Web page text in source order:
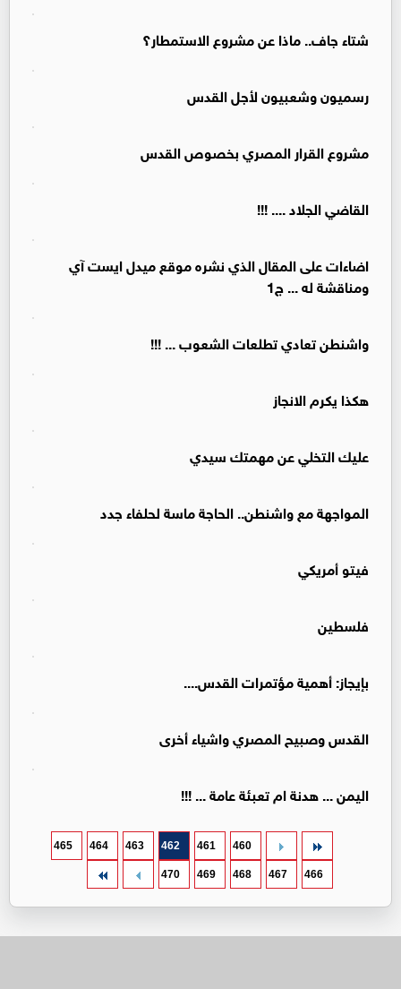
شتاء جاف.. ماذا عن مشروع الاستمطار؟
رسميون وشعبيون لأجل القدس
مشروع القرار المصري بخصوص القدس
القاضي الجلاد .... !!!
اضاءات على المقال الذي نشره موقع ميدل ايست آي
ومناقشة له ... ج1
واشنطن تعادي تطلعات الشعوب ... !!!
هكذا يكرم الانجاز
عليك التخلي عن مهمتك سيدي
المواجهة مع واشنطن.. الحاجة ماسة لحلفاء جدد
فيتو أمريكي
فلسطين
بإيجاز: أهمية مؤتمرات القدس....
القدس وصبيح المصري واشياء أخرى
اليمن ... هدنة ام تعبئة عامة ... !!!
460
461
462
463
464
465
466
467
468
469
470